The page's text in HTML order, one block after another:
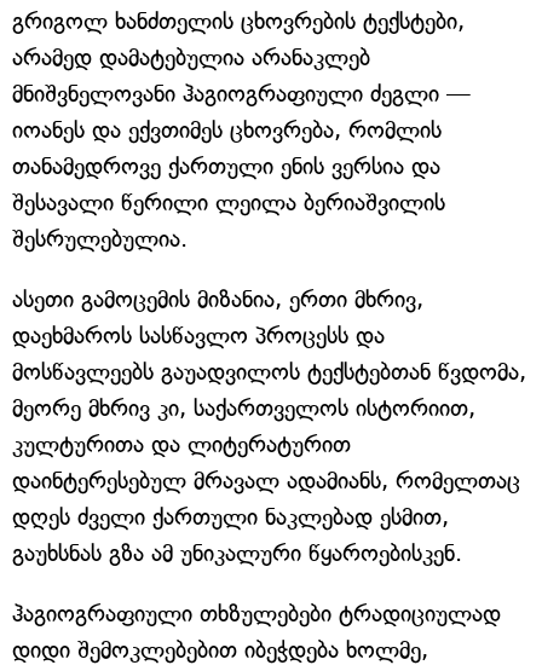
გრიგოლ ხანძთელის ცხოვრების ტექსტები,
არამედ დამატებულია არანაკლებ
მნიშვნელოვანი ჰაგიოგრაფიული ძეგლი —
იოანეს და ექვთიმეს ცხოვრება, რომლის
თანამედროვე ქართული ენის ვერსია და
შესავალი წერილი ლეილა ბერიაშვილის
შესრულებულია.
ასეთი გამოცემის მიზანია, ერთი მხრივ,
დაეხმაროს სასწავლო პროცესს და
მოსწავლეებს გაუადვილოს ტექსტებთან წვდომა,
მეორე მხრივ კი, საქართველოს ისტორიით,
კულტურითა და ლიტერატურით
დაინტერესებულ მრავალ ადამიანს, რომელთაც
დღეს ძველი ქართული ნაკლებად ესმით,
გაუხსნას გზა ამ უნიკალური წყაროებისკენ.
ჰაგიოგრაფიული თხზულებები ტრადიციულად
დიდი შემოკლებებით იბეჭდება ხოლმე,